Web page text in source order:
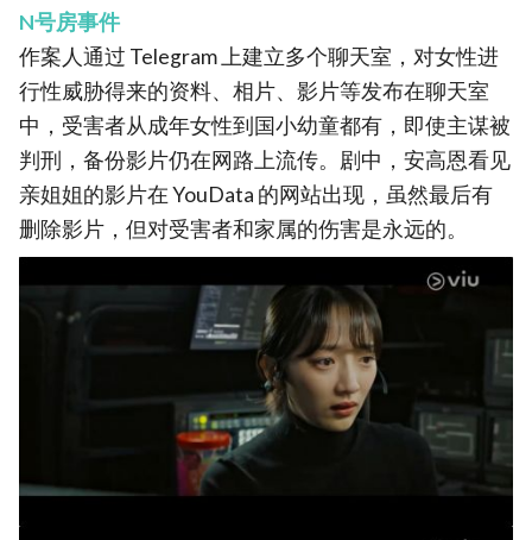
N号房事件
作案人通过 Telegram 上建立多个聊天室，对女性进
行性威胁得来的资料、相片、影片等发布在聊天室
中，受害者从成年女性到国小幼童都有，即使主谋被
判刑，备份影片仍在网路上流传。剧中，安高恩看见
亲姐姐的影片在 YouData 的网站出现，虽然最后有
删除影片，但对受害者和家属的伤害是永远的。